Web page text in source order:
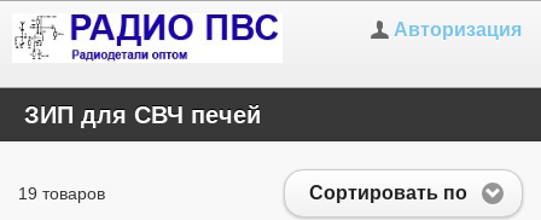
Авторизация
ЗИП для СВЧ печей
Сортировать по
19 товаров